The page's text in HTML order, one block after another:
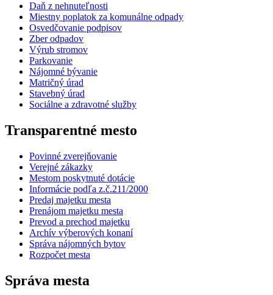
Daň z nehnuteľnosti
Miestny poplatok za komunálne odpady
Osvedčovanie podpisov
Zber odpadov
Výrub stromov
Parkovanie
Nájomné bývanie
Matričný úrad
Stavebný úrad
Sociálne a zdravotné služby
Transparentné mesto
Povinné zverejňovanie
Verejné zákazky
Mestom poskytnuté dotácie
Informácie podľa z.č.211/2000
Predaj majetku mesta
Prenájom majetku mesta
Prevod a prechod majetku
Archív výberových konaní
Správa nájomných bytov
Rozpočet mesta
Správa mesta